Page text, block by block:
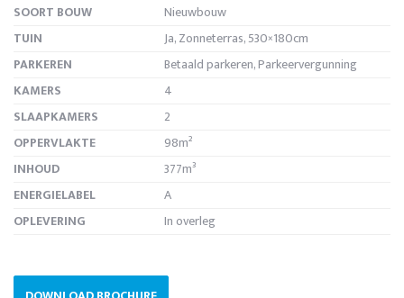
SOORT BOUW
Nieuwbouw
TUIN
Ja, Zonneterras, 530×180cm
PARKEREN
Betaald parkeren, Parkeervergunning
KAMERS
4
SLAAPKAMERS
2
OPPERVLAKTE
98m²
INHOUD
377m³
ENERGIELABEL
A
OPLEVERING
In overleg